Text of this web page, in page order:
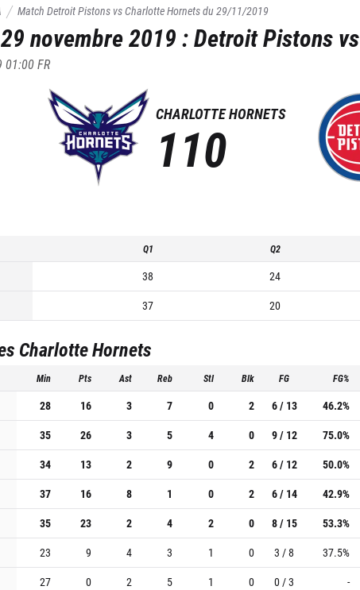
Match Detroit Pistons vsCharlotte Hornetsdu29/11/2019
29 novembre 2019 :Detroit Pistons vs
01:00FR
CHARLOTTE HORNETS
110
Q1 Q2
38 24
37 20
Charlotte Hornets
Min Pts Ast Reb Stl Blk FG FG%
28 16 3 7 0 2 6 / 13 46.2%
35 26 3 5 4 0 9 / 12 75.0%
34 13 2 9 0 2 6 / 12 50.0%
37 16 8 1 0 2 6 / 14 42.9%
35 23 2 4 2 0 8 / 15 53.3%
23 9 4 3 1 0 3 / 8 37.5%
27 0 2 5 1 0 0 / 3 -